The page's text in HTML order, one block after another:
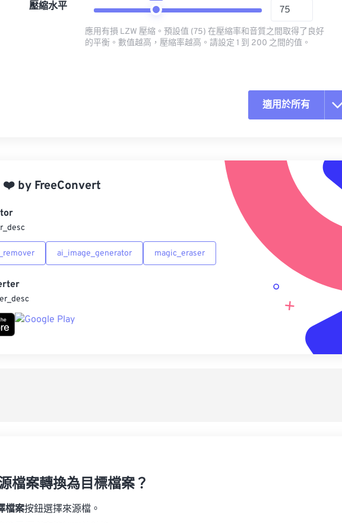
壓縮水平
應用有損 LZW 壓縮。預設值 (75) 在壓縮率和音質之間取得了良好
的平衡。數值越高，壓縮率越高。請設定 1 到 200 之間的值。
適用於所有
應用預設
另存為預設
❤️ by FreeConvert
ai_image_generator magic_eraser
檔案轉換為目標檔案？
檔案按鈕選擇來源檔。